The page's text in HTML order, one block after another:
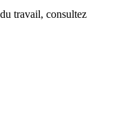
travail, consultez